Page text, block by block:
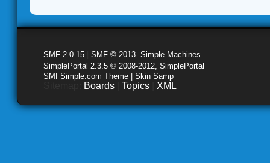
SMF 2.0.15 SMF © 2013 Simple Machines
SimplePortal 2.3.5 © 2008-2012, SimplePortal
SMFSimple.com Theme | Skin Samp
Boards Topics XML